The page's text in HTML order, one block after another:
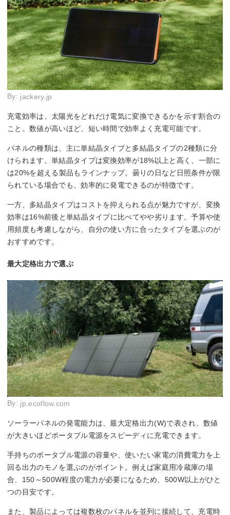
By: jackery.jp
充電効率は、太陽光をどれだけ電気に変換できるかを示す割合の
こと。数値が高いほど、短い時間で効率よく充電可能です。
パネルの種類は、主に単結晶タイプと多結晶タイプの2種類に分
けられます。単結晶タイプは変換効率が18%以上と高く、一部に
は20%を超える製品もラインナップ。曇りの日など日照条件が限
られている場合でも、効率的に発電できるのが特徴です。
一方、多結晶タイプはコストを抑えられる点が魅力ですが、変換
効率は16%前後と単結晶タイプに比べてやや劣ります。予算や使
用頻度も考慮しながら、自分の使い方に合ったタイプを選ぶのが
おすすめです。
最大定格出力で選ぶ
By: jp.ecoflow.com
ソーラーパネルの発電能力は、最大定格出力(W)で表され、数値
が大きいほどポータブル電源をスピーディに充電できます。
手持ちのポータブル電源の容量や、使いたい家電の消費電力を上
回る出力のモノを選ぶのがポイント。例えば家庭用冷蔵庫の場
合、150～500W程度の電力が必要になるため、500W以上がひと
つの目安です。
また、製品によっては複数枚のパネルを並列に接続して、充電時